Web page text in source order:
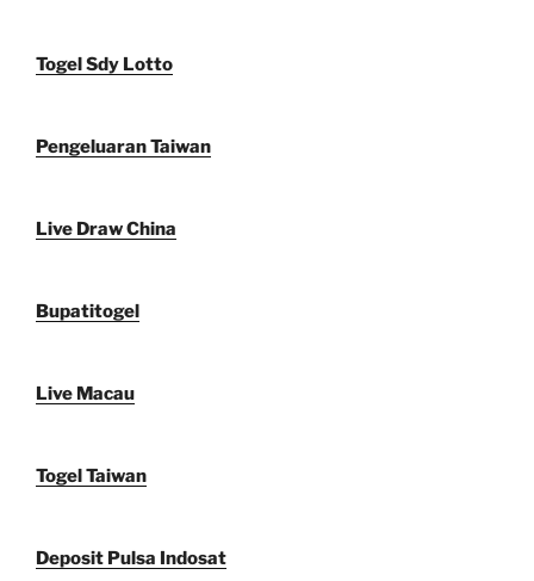
Togel Sdy Lotto
Pengeluaran Taiwan
Live Draw China
Bupatitogel
Live Macau
Togel Taiwan
Deposit Pulsa Indosat